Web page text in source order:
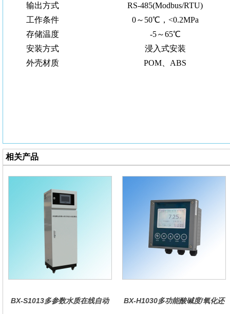
输出方式
RS-485(Modbus/RTU)
工作条件
0～50℃，<0.2MPa
存储温度
-5～65℃
安装方式
浸入式安装
外壳材质
POM、ABS
相关产品
BX-S1013多参数水质在线自动
BX-H1030多功能酸碱度/氧化还